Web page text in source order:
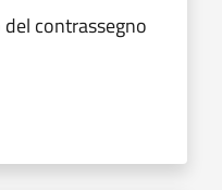
contrassegno